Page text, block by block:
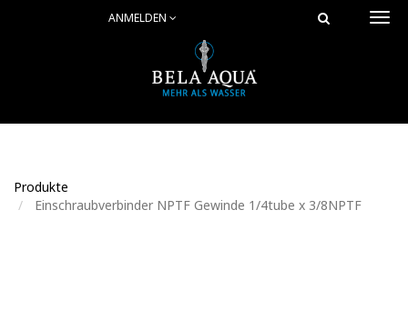
ANMELDEN
Produkte
Einschraubverbinder NPTF Gewinde 1/4tube x 3/8NPTF